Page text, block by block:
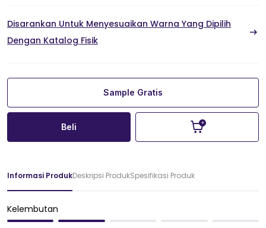
Disarankan Untuk Menyesuaikan Warna Yang Dipilih
Dengan Katalog Fisik
Sample Gratis
Beli
Informasi ProdukDeskripsi ProdukSpesifikasi Produk
Kelembutan